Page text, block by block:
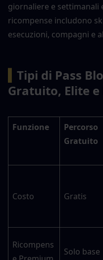
giornaliere e settimanali
ricompense includono
esecuzioni, compagni e
Tipi di Pass
Gratuito, Elite
Funzione
Percorso
Gratuito
Costo Gratis
Ricompens
Solo base